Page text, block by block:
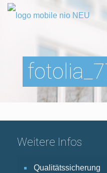
Weitere Infos
Qualitätssicherung